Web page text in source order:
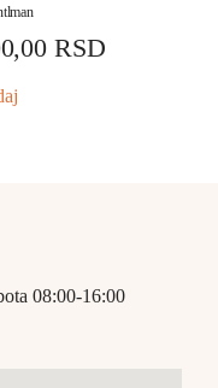
RSD
08:00-16:00